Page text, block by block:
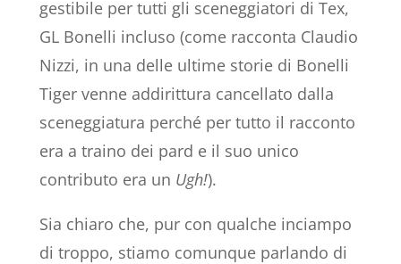
gestibile per tutti gli sceneggiatori di Tex,
GL Bonelli incluso (come racconta Claudio
Nizzi, in una delle ultime storie di Bonelli
Tiger venne addirittura cancellato dalla
sceneggiatura perché per tutto il racconto
era a traino dei pard e il suo unico
contributo era un Ugh!).
Sia chiaro che, pur con qualche inciampo
di troppo, stiamo comunque parlando di